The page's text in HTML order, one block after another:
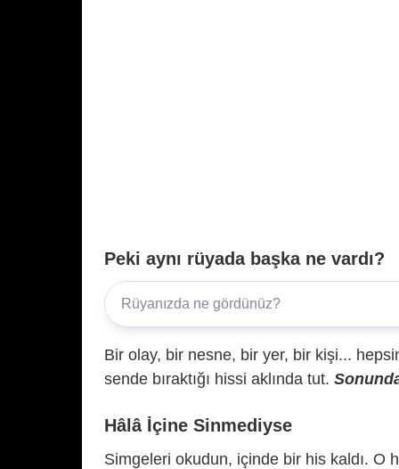
Peki aynı rüyada başka ne vardı?
Bir olay, bir nesne, bir yer, bir kişi...
sende bıraktığı hissi aklında tut.
Hâlâ İçine Sinmediyse
Simgeleri okudun, içinde bir his kaldı. O